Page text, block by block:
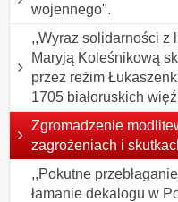
wojennego".
,,Wyraz solidarności z
Maryją Koleśnikową
przez reżim
1705 białoruskich
Zgromadzenie
zagrożeniach i
,,Pokutne
łamanie dekalogu w